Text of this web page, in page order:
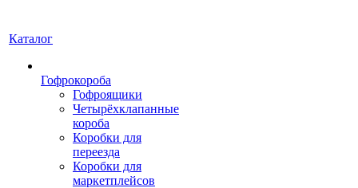
Каталог
Гофрокороба
Гофроящики
Четырёхклапанные
короба
Коробки для
переезда
Коробки для
маркетплейсов